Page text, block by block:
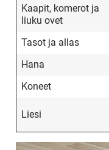
Kaapit, komerot ja
liuku ovet
Tasot ja allas
Hana
Koneet
Liesi